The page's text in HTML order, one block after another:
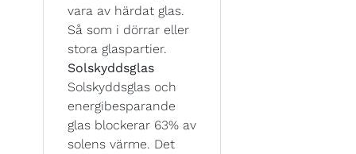
vara av härdat glas.
Så som i dörrar eller
stora glaspartier.
Solskyddsglas
Solskyddsglas och
energibesparande
glas blockerar 63% av
solens värme. Det